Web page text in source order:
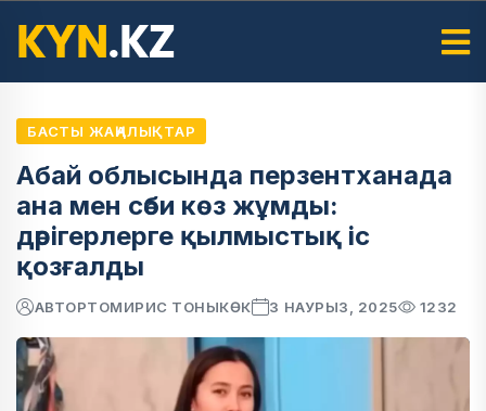
БАСТЫ ЖАҢАЛЫҚТАР
Абай облысында перзентханада
ана мен сәби көз жұмды:
дәрігерлерге қылмыстық іс
қозғалды
АВТОРТОМИРИС ТОНЫКӨК 3 НАУРЫЗ, 2025 1232